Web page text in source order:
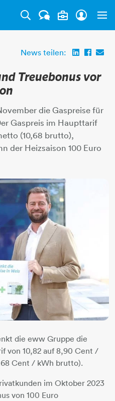
News teilen:
Treuebonus vor
die Gaspreise für
Gaspreis im Haupttarif
(10,68 brutto),
der Heizsaison 100 Euro
die eww Gruppe die
von 10,82 auf 8,90 Cent /
Cent / kWh brutto).
im Oktober 2023
von 100 Euro